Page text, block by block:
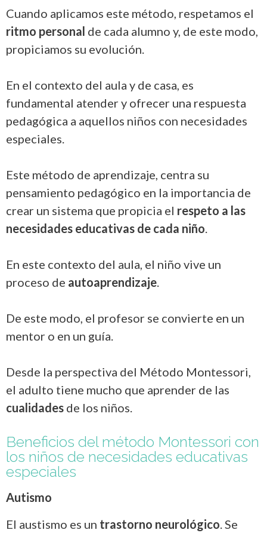
Cuando aplicamos este método, respetamos el
ritmo personal de cada alumno y, de este modo,
propiciamos su evolución.
En el contexto del aula y de casa, es
fundamental atender y ofrecer una respuesta
pedagógica a aquellos niños con necesidades
especiales.
Este método de aprendizaje, centra su
pensamiento pedagógico en la importancia de
crear un sistema que propicia el respeto a las
necesidades educativas de cada niño.
En este contexto del aula, el niño vive un
proceso de autoaprendizaje.
De este modo, el profesor se convierte en un
mentor o en un guía.
Desde la perspectiva del Método Montessori,
el adulto tiene mucho que aprender de las
cualidades de los niños.
Beneficios del método Montessori con
los niños de necesidades educativas
especiales
Autismo
El austismo es un trastorno neurológico. Se